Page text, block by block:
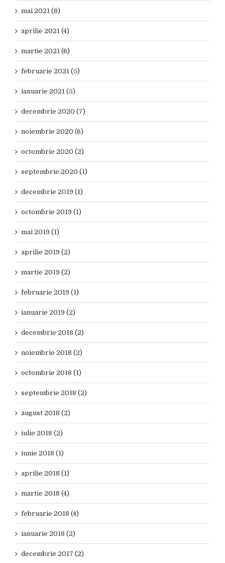
mai 2021 (8)
aprilie 2021 (4)
martie 2021 (6)
februarie 2021 (5)
ianuarie 2021 (5)
decembrie 2020 (7)
noiembrie 2020 (6)
octombrie 2020 (2)
septembrie 2020 (1)
decembrie 2019 (1)
octombrie 2019 (1)
mai 2019 (1)
aprilie 2019 (2)
martie 2019 (2)
februarie 2019 (1)
ianuarie 2019 (2)
decembrie 2018 (2)
noiembrie 2018 (2)
octombrie 2018 (1)
septembrie 2018 (2)
august 2018 (2)
iulie 2018 (2)
iunie 2018 (1)
aprilie 2018 (1)
martie 2018 (4)
februarie 2018 (4)
ianuarie 2018 (2)
decembrie 2017 (2)